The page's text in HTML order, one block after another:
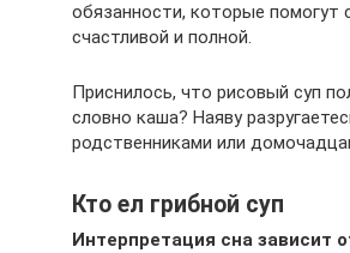
обязанности, которые помогут
счастливой и полной.
Приснилось, что рисовый суп
словно каша? Наяву
родственниками или
Кто ел грибной суп
Интерпретация сна зависит